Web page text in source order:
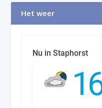
Het weer